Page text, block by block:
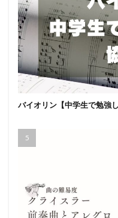
バイオリン【中学生で勉強